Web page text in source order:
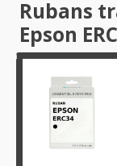
Rubans
Epson